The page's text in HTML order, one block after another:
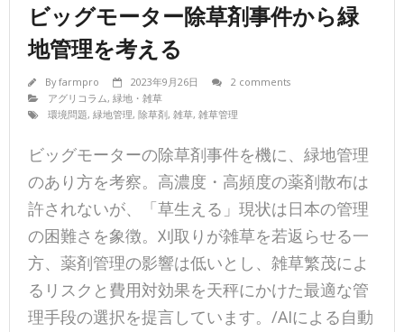
ビッグモーター除草剤事件から緑
地管理を考える
Byfarmpro 2023年9月26日
2 comments
アグリコラム, 緑地・雑草
環境問題, 緑地管理, 除草剤, 雑草, 雑草管理
ビッグモーターの除草剤事件を機に、緑地管理
のあり方を考察。高濃度・高頻度の薬剤散布は
許されないが、「草生える」現状は日本の管理
の困難さを象徴。刈取りが雑草を若返らせる一
方、薬剤管理の影響は低いとし、雑草繁茂によ
るリスクと費用対効果を天秤にかけた最適な管
理手段の選択を提言しています。/AIによる自動